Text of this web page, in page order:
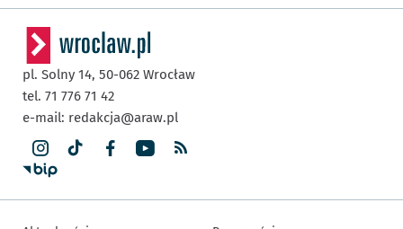
pl. Solny 14, 50-062 Wrocław
tel. 71 776 71 42
e-mail: redakcja@araw.pl